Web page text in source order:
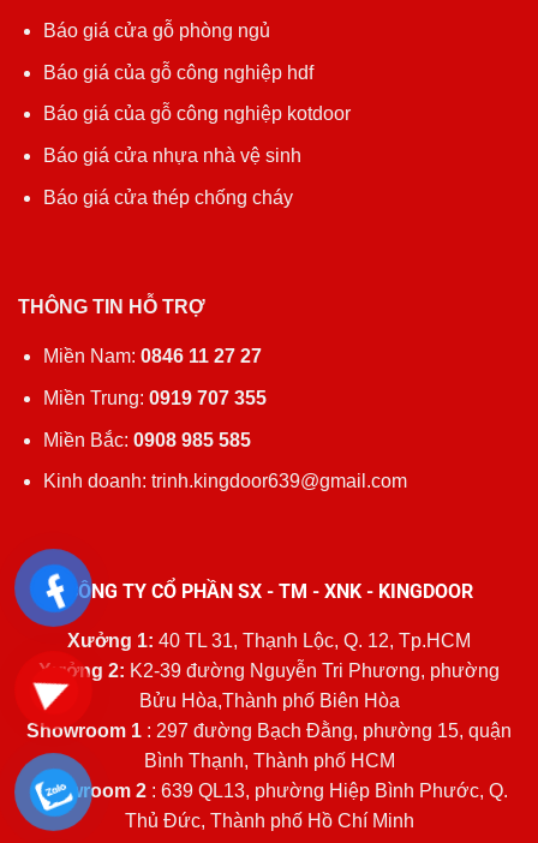
Báo giá cửa gỗ phòng ngủ
Báo giá của gỗ công nghiệp hdf
Báo giá của gỗ công nghiệp kotdoor
Báo giá cửa nhựa nhà vệ sinh
Báo giá cửa thép chống cháy
THÔNG TIN HỖ TRỢ
Miền Nam: 0846 11 27 27
Miền Trung: 0919 707 355
Miền Bắc: 0908 985 585
Kinh doanh: trinh.kingdoor639@gmail.com
CÔNG TY CỔ PHẦN SX - TM - XNK - KINGDOOR
Xưởng 1: 40 TL 31, Thạnh Lộc, Q. 12, Tp.HCM
Xưởng 2: K2-39 đường Nguyễn Tri Phương, phường
Bửu Hòa,Thành phố Biên Hòa
Showroom 1 : 297 đường Bạch Đằng, phường 15, quận
Bình Thạnh, Thành phố HCM
Showroom 2: 639 QL13, phường Hiệp Bình Phước, Q.
Thủ Đức, Thành phố Hồ Chí Minh